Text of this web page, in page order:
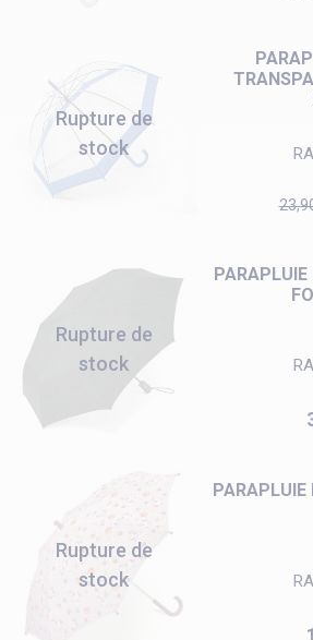
Rupture de
stock
Rupture de
stock
Rupture de
stock
PARAPLUIE